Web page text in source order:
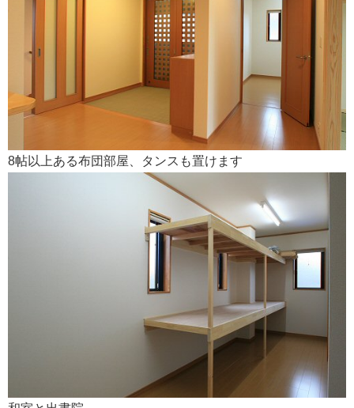
8帖以上ある布団部屋、タンスも置けます